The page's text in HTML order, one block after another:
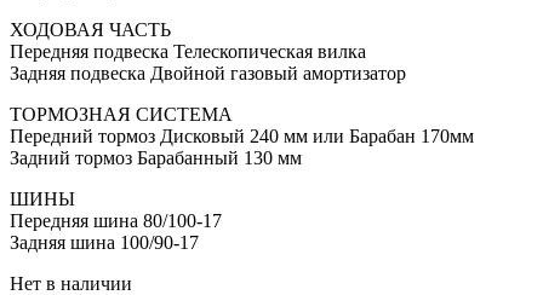
ХОДОВАЯ ЧАСТЬ
Передняя подвеска Телескопическая вилка
Задняя подвеска Двойной газовый амортизатор
ТОРМОЗНАЯ СИСТЕМА
Передний тормоз Дисковый 240 мм или Барабан 170мм
Задний тормоз Барабанный 130 мм
ШИНЫ
Передняя шина 80/100-17
Задняя шина 100/90-17
Нет в наличии